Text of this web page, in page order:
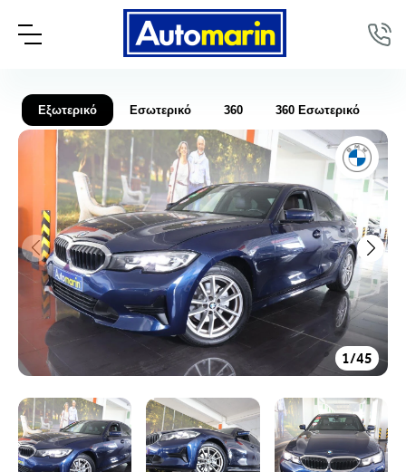
Εξωτερικό Εσωτερικό 360 360 Εσωτερικό
1/45